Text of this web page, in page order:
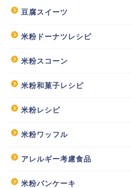
豆腐スイーツ
米粉ドーナツレシピ
米粉スコーン
米粉和菓子レシピ
米粉レシピ
米粉ワッフル
アレルギー考慮食品
米粉パンケーキ